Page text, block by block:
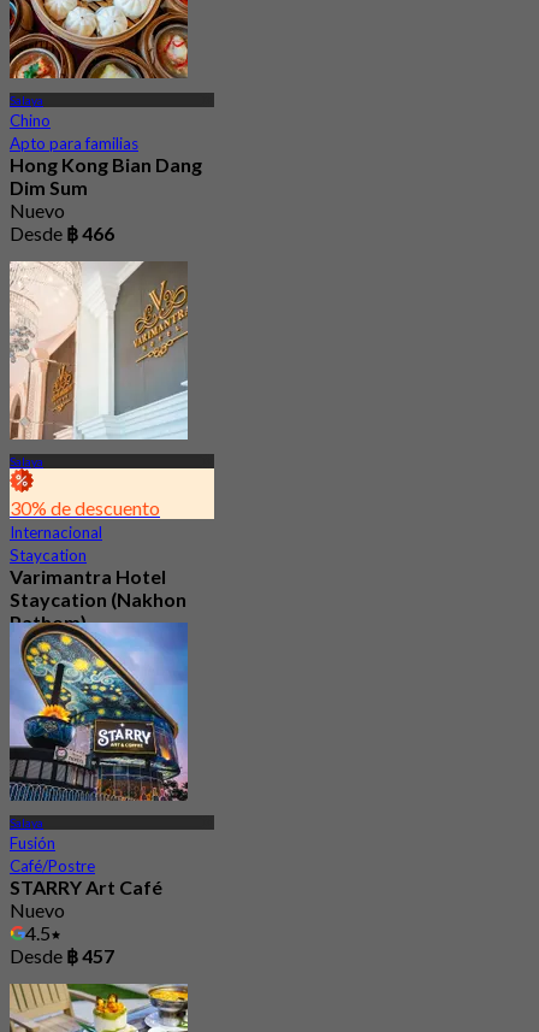
Salaya
Chino
Apto para familias
Hong Kong Bian Dang
Dim Sum
Nuevo
Desde ฿ 466
Salaya
30% de descuento
Internacional
Staycation
Varimantra Hotel
Staycation (Nakhon
Pathom)
Nuevo
Desde฿ 2,000
Salaya
Fusión
Café/Postre
STARRY Art Café
Nuevo
4.5
Desde ฿ 457